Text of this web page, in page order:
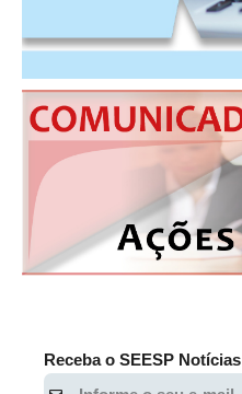
Receba o SEESP Notícias